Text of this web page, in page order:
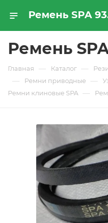
Ремень
Ремень
Главная — Каталог —
— Ремни приводные —
Ремни клиновые SPA —